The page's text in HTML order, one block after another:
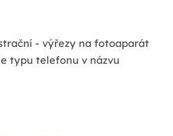
- výřezy na fotoaparát
typu telefonu v názvu